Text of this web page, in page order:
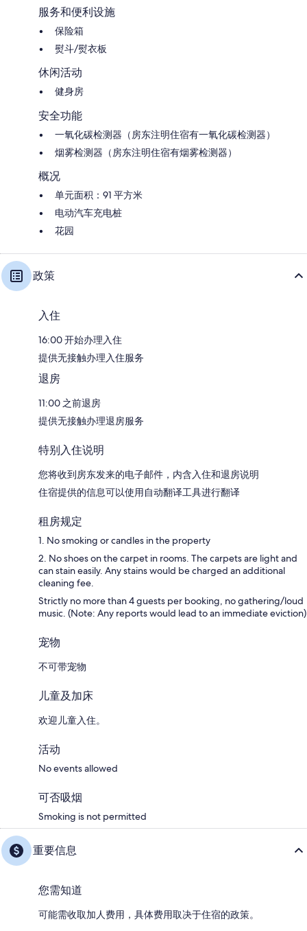
服务和便利设施
保险箱
熨斗/熨衣板
休闲活动
健身房
安全功能
一氧化碳检测器（房东注明住宿有一氧化碳检测器）
烟雾检测器（房东注明住宿有烟雾检测器）
概况
单元面积：91 平方米
电动汽车充电桩
花园
政策
入住
16:00 开始办理入住
提供无接触办理入住服务
退房
11:00 之前退房
提供无接触办理退房服务
特别入住说明
您将收到房东发来的电子邮件，内含入住和退房说明
住宿提供的信息可以使用自动翻译工具进行翻译
租房规定
1. No smoking or candles in the property
2. No shoes on the carpet in rooms. The carpets are light and
can stain easily. Any stains would be charged an additional
cleaning fee.
Strictly no more than 4 guests per booking, no gathering/loud
music. (Note: Any reports would lead to an immediate eviction)
宠物
不可带宠物
儿童及加床
欢迎儿童入住。
活动
No events allowed
可否吸烟
Smoking is not permitted
重要信息
您需知道
可能需收取加人费用，具体费用取决于住宿的政策。